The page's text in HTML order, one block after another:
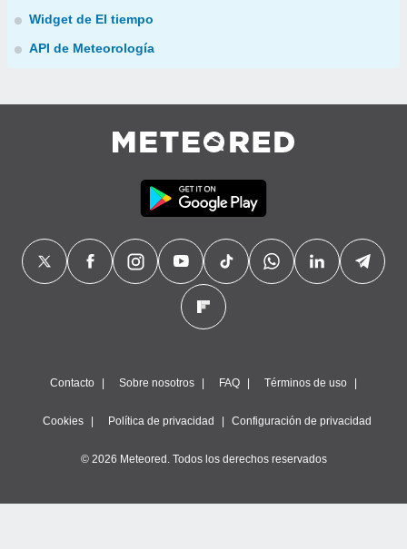
Widget de El tiempo
API de Meteorología
Contacto Sobre nosotros FAQ Términos de uso
Cookies Política de privacidad Configuración de privacidad
© 2026 Meteored. Todos los derechos reservados